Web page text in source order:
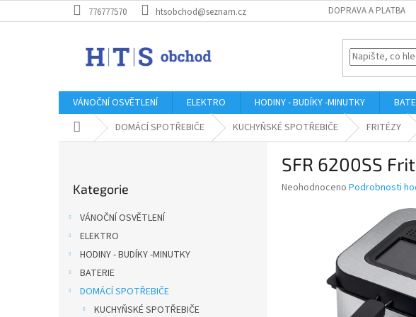
na
776777570 htsobchod@seznam.cz DOPRAVA A PLATBA
VÁNOČNÍ OSVĚTLENÍ ELEKTRO HODINY - BUDÍKY -MINUTKY
Domů DOMÁCÍ SPOTŘEBIČE KUCHYŇSKÉ SPOTŘEBIČE FRITÉZY
kategorie
Kategorie
VÁNOČNÍ OSVĚTLENÍ
ELEKTRO
HODINY - BUDÍKY -MINUTKY
BATERIE
DOMÁCÍ SPOTŘEBIČE
KUCHYŇSKÉ SPOTŘEBIČE
SFR 6200SS
Průměrné
hvězdiček.
Neohodnoceno Podrobnosti